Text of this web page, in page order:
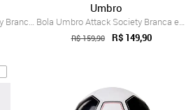
Bola Umbro Adamant Society Branca e Verde
Umbro
Bola Umbro Attack Society Branca e Verde
R$ 159,90 R$ 149,90